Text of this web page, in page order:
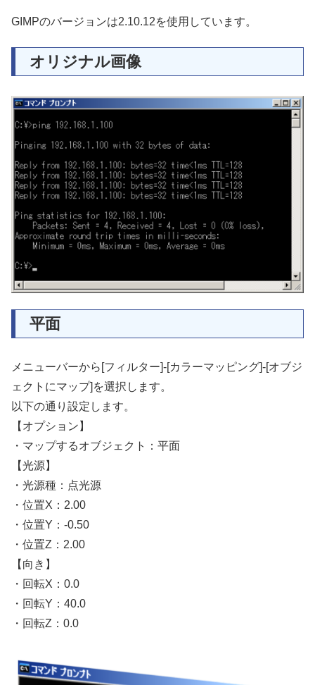
GIMPのバージョンは2.10.12を使用しています。
オリジナル画像
平面
メニューバーから[フィルター]-[カラーマッピング]-[オブジ
ェクトにマップ]を選択します。
以下の通り設定します。
【オプション】
・マップするオブジェクト：平面
【光源】
・光源種：点光源
・位置X：2.00
・位置Y：-0.50
・位置Z：2.00
【向き】
・回転X：0.0
・回転Y：40.0
・回転Z：0.0